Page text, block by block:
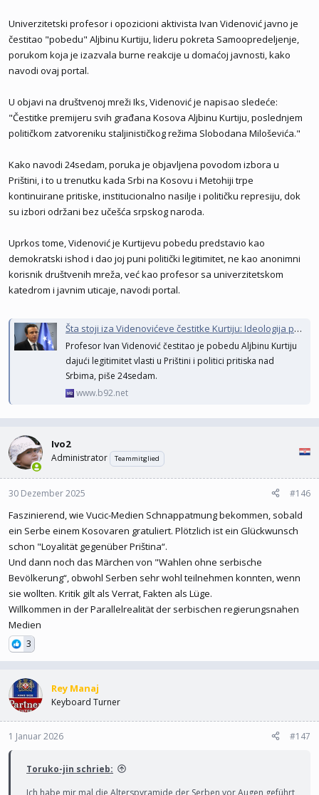
Univerzitetski profesor i opozicioni aktivista Ivan Videnović javno je
čestitao "pobedu" Aljbinu Kurtiju, lideru pokreta Samoopredeljenje,
porukom koja je izazvala burne reakcije u domaćoj javnosti, kako
navodi ovaj portal.
U objavi na društvenoj mreži Iks, Videnović je napisao sledeće:
"Čestitke premijeru svih građana Kosova Aljbinu Kurtiju, poslednjem
političkom zatvoreniku staljinističkog režima Slobodana Miloševića."
Kako navodi 24sedam, poruka je objavljena povodom izbora u
Prištini, i to u trenutku kada Srbi na Kosovu i Metohiji trpe
kontinuirane pritiske, institucionalno nasilje i političku represiju, dok
su izbori održani bez učešća srpskog naroda.
Uprkos tome, Videnović je Kurtijevu pobedu predstavio kao
demokratski ishod i dao joj puni politički legitimitet, ne kao anonimni
korisnik društvenih mreža, već kao profesor sa univerzitetskom
katedrom i javnim uticaje, navodi portal.
Šta stoji iza Videnovićeve čestitke Kurtiju: Ideologija poraza i lojalnost Prištini
Profesor Ivan Videnović čestitao je pobedu Aljbinu Kurtiju
dajući legitimitet vlasti u Prištini i politici pritiska nad
Srbima, piše 24sedam.
www.b92.net
Ivo2
Administrator Teammitglied
30 Dezember 2025 #146
Faszinierend, wie Vucic-Medien Schnappatmung bekommen, sobald
ein Serbe einem Kosovaren gratuliert. Plötzlich ist ein Glückwunsch
schon "Loyalität gegenüber Priština“.
Und dann noch das Märchen von "Wahlen ohne serbische
Bevölkerung“, obwohl Serben sehr wohl teilnehmen konnten, wenn
sie wollten. Kritik gilt als Verrat, Fakten als Lüge.
Willkommen in der Parallelrealität der serbischen regierungsnahen
Medien
3
Rey Manaj
Keyboard Turner
1 Januar 2026 #147
Toruko-jin schrieb:
Ich habe mir mal die Alterspyramide der Serben vor Augen geführt